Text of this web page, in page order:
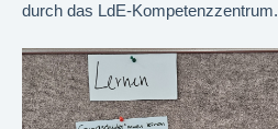
durch das LdE-Kompetenzzentrum.